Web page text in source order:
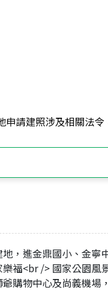
申請建照涉及相關法
，進金鼎國小、金寧
福<br /> 國家公園風
購物中心及尚義機場